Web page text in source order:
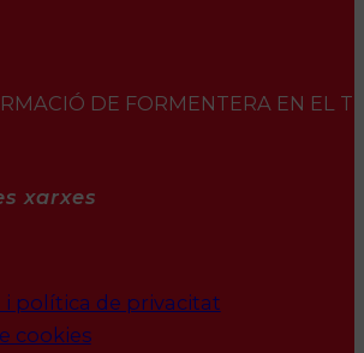
DE FORMENTERA EN EL
xarxes
i política de privacitat
cookies